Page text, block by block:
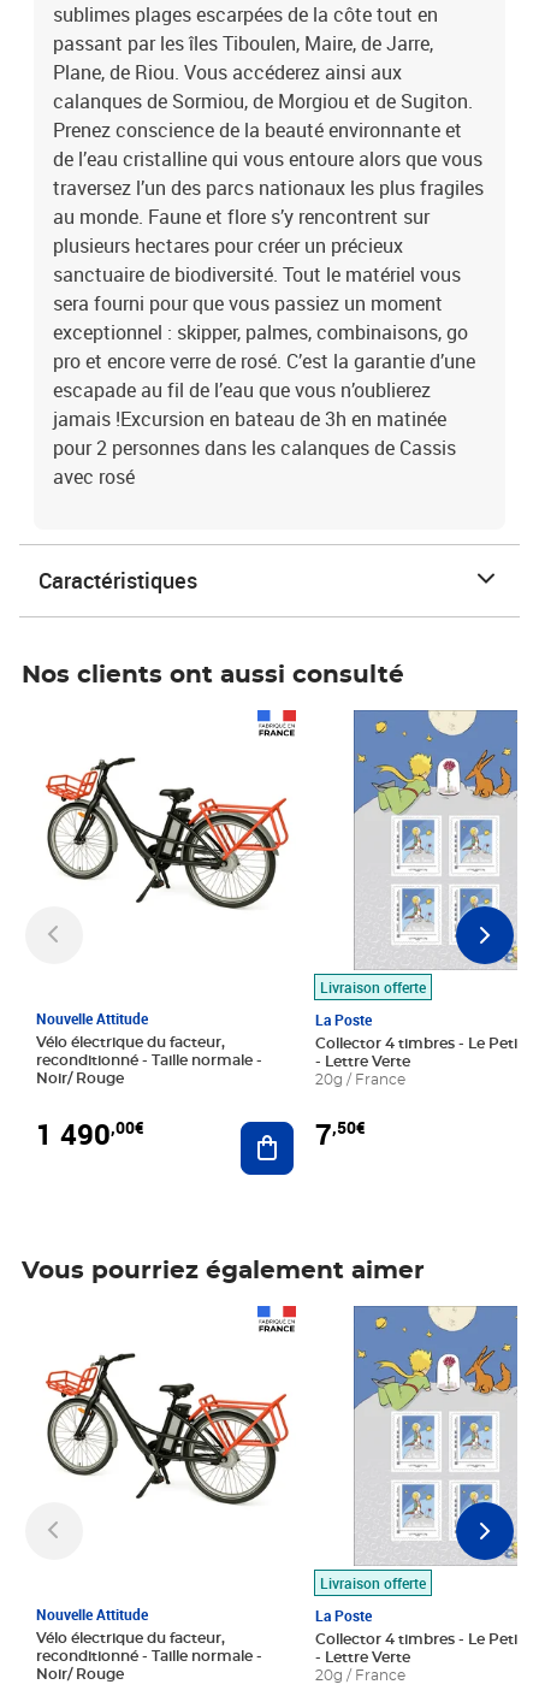
sublimes plages escarpées de la côte tout en
passant par les îles Tiboulen, Maire, de Jarre,
Plane, de Riou. Vous accéderez ainsi aux
calanques de Sormiou, de Morgiou et de Sugiton.
Prenez conscience de la beauté environnante et
de l’eau cristalline qui vous entoure alors que vous
traversez l’un des parcs nationaux les plus fragiles
au monde. Faune et flore s’y rencontrent sur
plusieurs hectares pour créer un précieux
sanctuaire de biodiversité. Tout le matériel vous
sera fourni pour que vous passiez un moment
exceptionnel : skipper, palmes, combinaisons, go
pro et encore verre de rosé. C’est la garantie d’une
escapade au fil de l’eau que vous n’oublierez
jamais !Excursion en bateau de 3h en matinée
pour 2 personnes dans les calanques de Cassis
avec rosé
Caractéristiques
Nos clients ont aussi consulté
Nouvelle Attitude
Vélo électrique du facteur,
reconditionné - Taille normale -
Noir/ Rouge
1 490,00€ Ajouter au panier
Livraison offerte
La Poste
Collector 4 timbres - Le Petit
- Lettre Verte
20g / France
7,50€
Prix 7,50€
Vous pourriez également aimer
Nouvelle Attitude
Vélo électrique du facteur,
reconditionné - Taille normale -
Noir/ Rouge
Livraison offerte
La Poste
Collector 4 timbres - Le Petit
- Lettre Verte
20g / France
Prix 7,50€